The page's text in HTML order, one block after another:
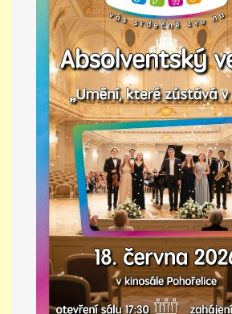
MISS VÝTVARNÝ MODEL
ZAMĚSTNÁNÍ
DOTACE
GDPR
ZUŠ Pohořelice
Školní 462
Pohořelice
691 23